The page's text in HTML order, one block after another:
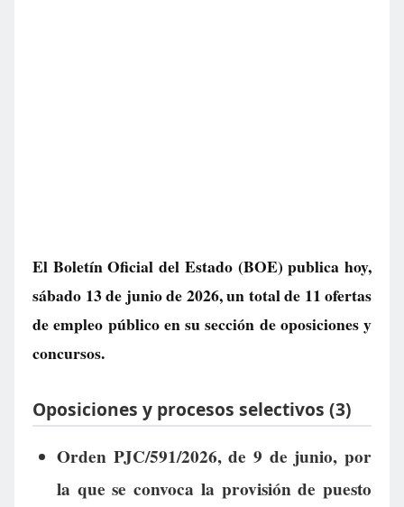
El Boletín Oficial del Estado (BOE) publica hoy,
sábado 13 de junio de 2026, un total de 11 ofertas
de empleo públicoen su sección de oposiciones y
concursos.
Oposiciones y procesos selectivos (3)
Orden PJC/591/2026, de 9 de junio, por
la que se convoca la provisión de puesto